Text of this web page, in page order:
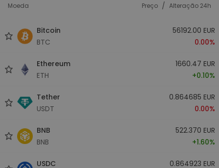
Moeda Preço / Alteração 24h
Bitcoin
BTC
56192.00 EUR
0.00%
Ethereum
ETH
1660.47 EUR
+0.10%
Tether
USDT
0.864685 EUR
0.00%
BNB
BNB
522.370 EUR
+1.60%
USDC
0.864923 EUR